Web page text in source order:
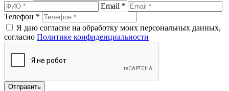
Email *
Телефон *
Я даю согласие на обработку моих персональных данных,
согласно Политике конфиденциальности